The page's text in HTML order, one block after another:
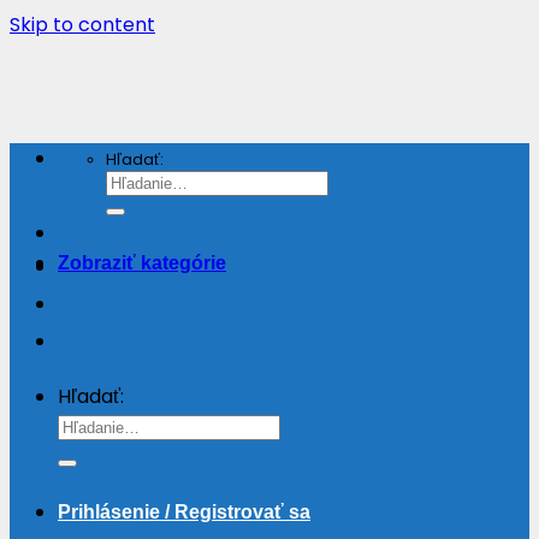
Skip to content
Hľadať:
Prihlásenie / Registrovať sa
Hľadať:
Zobraziť kategórie